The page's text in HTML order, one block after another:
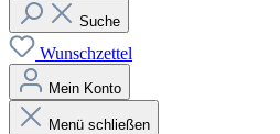
Suche
Wunschzettel
Mein Konto
Menü schließen